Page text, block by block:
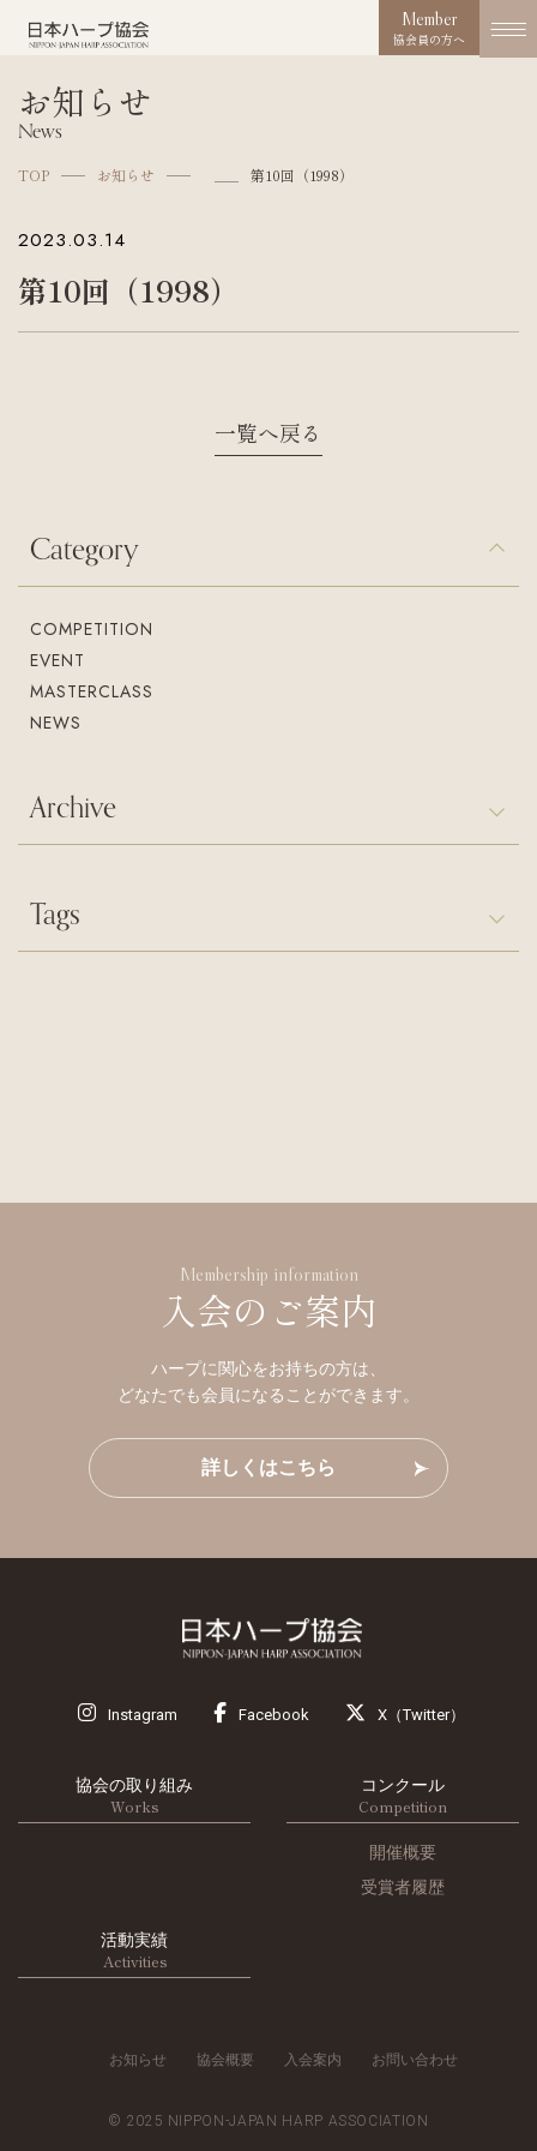
入会案内
お問い合わせ
Competition
お知らせ
Member
協会員の方へ
お知らせ
News
TOP お知らせ 第10回（1998）
2023.03.14
第10回（1998）
一覧へ戻る
Category
COMPETITION
EVENT
MASTERCLASS
NEWS
Archive
Tags
Membership information
入会のご案内
ハープに関心をお持ちの方は、
どなたでも会員になることができます。
詳しくはこちら
Instagram Facebook X（Twitter）
協会の取り組み
Works
コンクール
Competition
開催概要
受賞者履歴
活動実績
Activities
お知らせ 協会概要 入会案内 お問い合わせ
© 2025 NIPPON-JAPAN HARP ASSOCIATION